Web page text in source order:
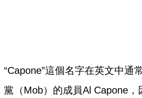
“Capone”這個名字在英文中通
黨（Mob）的成員Al Capone，